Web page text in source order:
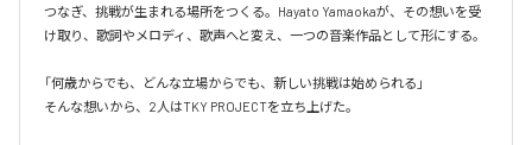
つなぎ、挑戦が生まれる場所をつくる。Hayato Yamaokaが、その想いを受
け取り、歌詞やメロディ、歌声へと変え、一つの音楽作品として形にする。
「何歳からでも、どんな立場からでも、新しい挑戦は始められる」
そんな想いから、2人はTKY PROJECTを立ち上げた。